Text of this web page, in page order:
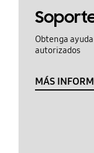
Obtenga
autorizados
MÁS